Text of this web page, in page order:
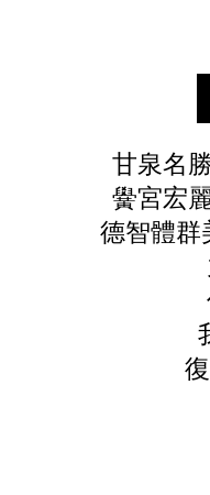
勝，寶島傳
麗，屹立海
美，五育
九年國民
偉大領袖
我們要進
興中華文